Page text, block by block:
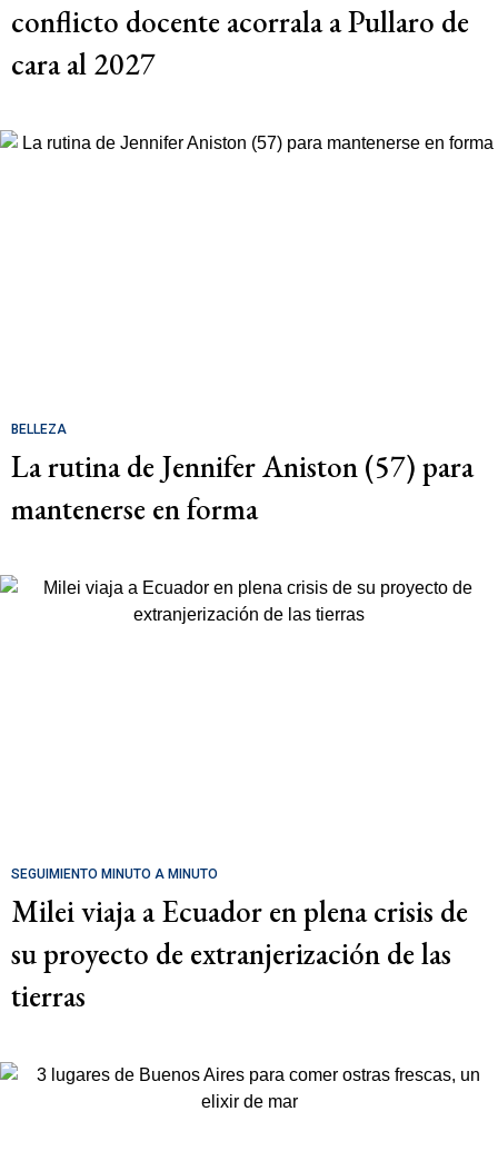
conflicto docente acorrala a Pullaro de
cara al 2027
BELLEZA
La rutina de Jennifer Aniston (57) para
mantenerse en forma
SEGUIMIENTO MINUTO A MINUTO
Milei viaja a Ecuador en plena crisis de
su proyecto de extranjerización de las
tierras